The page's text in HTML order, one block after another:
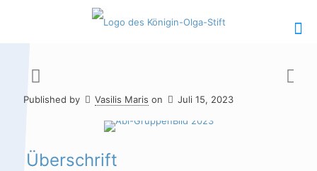
Alt + Shift + H
Speiseplan
Published by Vasilis Maris on Juli 15, 2023
Überschrift